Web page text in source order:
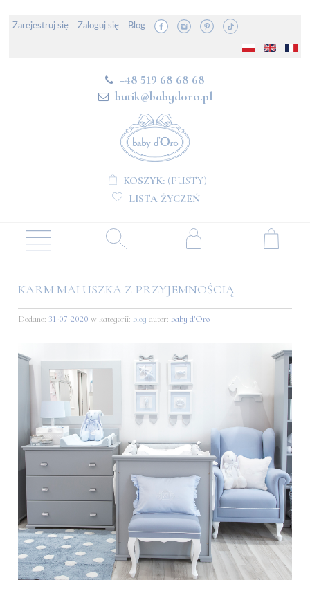
Zarejestruj się Zaloguj się Blog
+48 519 68 68 68
butik@babydoro.pl
KOSZYK: (PUSTY)
LISTA ŻYCZEŃ
KARM MALUSZKA Z PRZYJEMNOŚCIĄ
Dodano: 31-07-2020 w kategorii: blog autor: baby d'Oro